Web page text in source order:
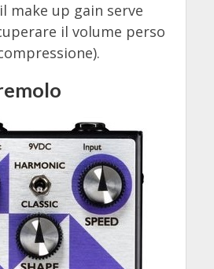
make up gain serve
il volume perso